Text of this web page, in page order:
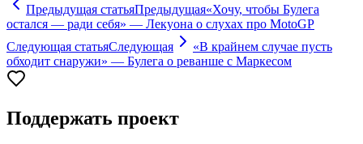
Предыдущая статьяПредыдущая«Хочу, чтобы Булега
остался — ради себя» — Лекуона о слухах про MotoGP
Следующая статьяСледующая
«В крайнем случае пусть
обходит снаружи» — Булега о реванше с Маркесом
Поддержать проект